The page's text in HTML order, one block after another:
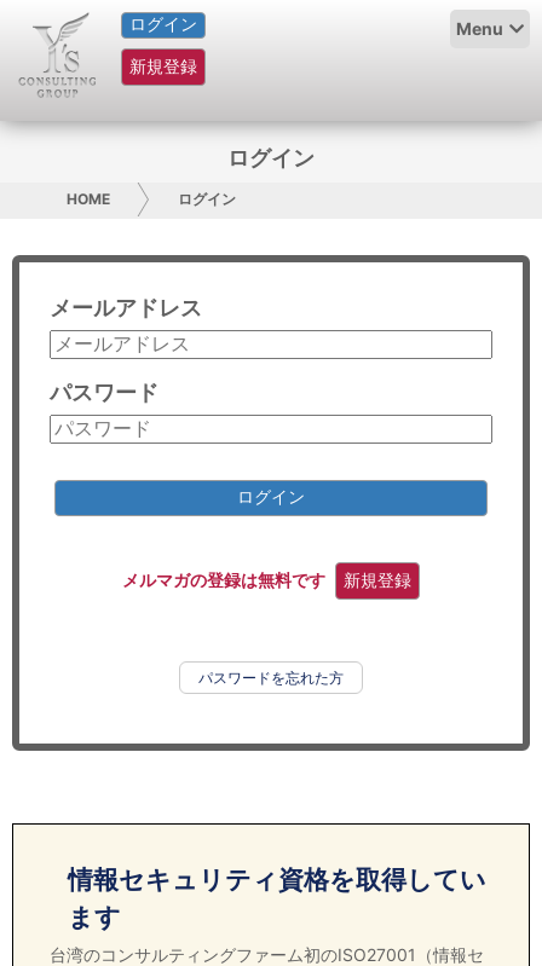
ログイン
新規登録
Menu
HOME
サービス紹介
グループ概要
採用情報
お問い合わせ
コンサルティング
リサーチ
ログイン
HOME ログイン
メールアドレス
パスワード
ログイン
メルマガの登録は無料です 新規登録
パスワードを忘れた方
情報セキュリティ資格を取得してい
ます
台湾のコンサルティングファーム初のISO27001（情報セ